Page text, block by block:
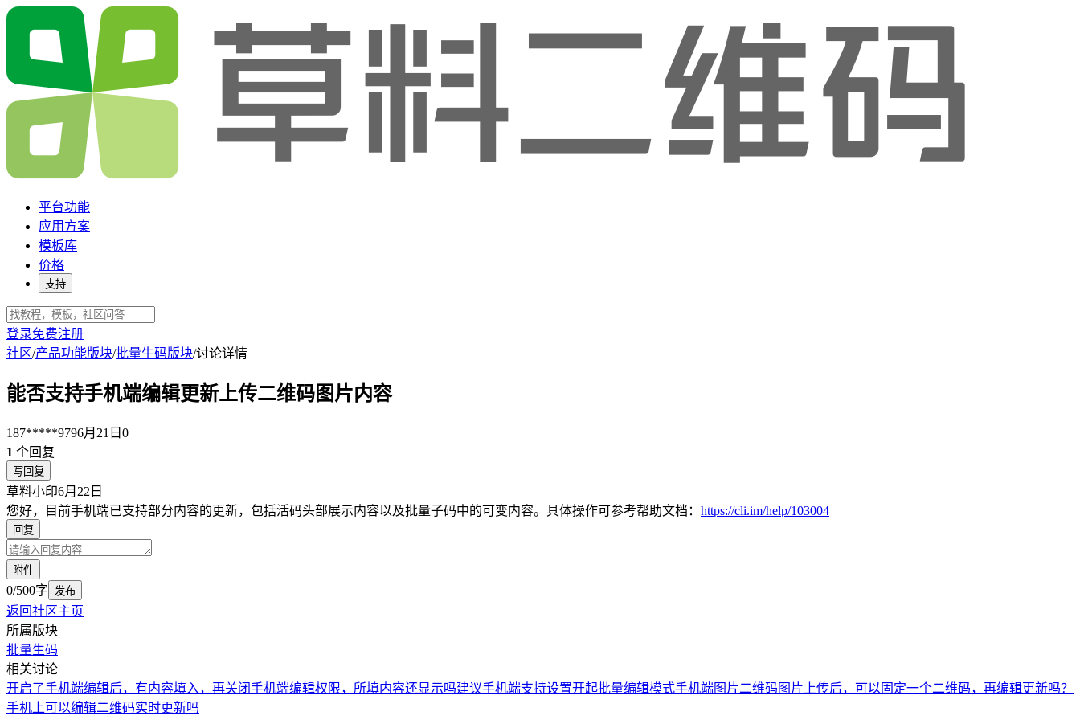
平台功能
应用方案
模板库
价格
支持
登录免费注册
社区/产品功能版块/批量生码版块/讨论详情
能否支持手机端编辑更新上传二维码图片内容
187*****9796月21日 0
1 个回复
写回复
草料小印6月22日
您好，目前手机端已支持部分内容的更新，包括活码头部展示内容以及批量子码中的可变内容。具体操作可参考帮助文档： https://cli.im/help/103004
回复
附件
0/500字 发布
返回社区主页
所属版块
批量生码
相关讨论
开启了手机端编辑后，有内容填入，再关闭手机端编辑权限，所填内容还显示吗建议手机端支持设置开起批量编辑模式手机端图片二维码 图片上传后，可以固定一个二维码，再编辑更新吗？
手机上可以编辑二维码实时更新吗